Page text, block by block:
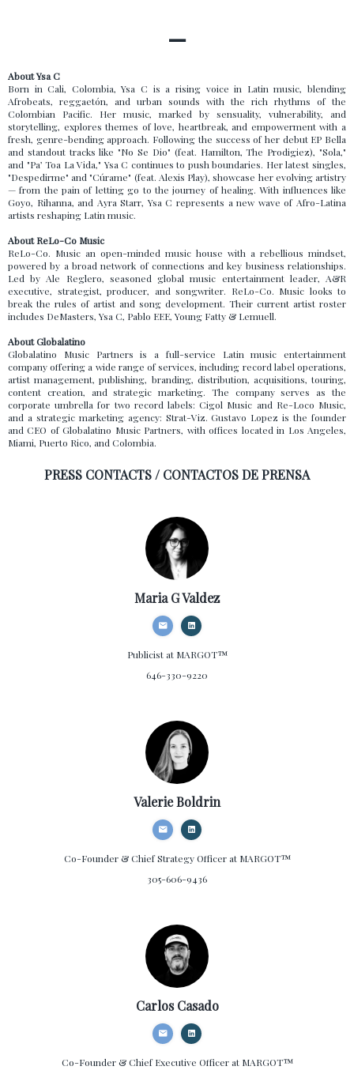
—
About Ysa C
Born in Cali, Colombia, Ysa C is a rising voice in Latin music, blending
Afrobeats, reggaetón, and urban sounds with the rich rhythms of the
Colombian Pacific. Her music, marked by sensuality, vulnerability, and
storytelling, explores themes of love, heartbreak, and empowerment with a
fresh, genre-bending approach. Following the success of her debut EP Bella
and standout tracks like "No Se Dio" (feat. Hamilton, The Prodigiez), "Sola,"
and "Pa’ Toa La Vida," Ysa C continues to push boundaries. Her latest singles,
"Despedirme" and "Cúrame" (feat. Alexis Play), showcase her evolving artistry
— from the pain of letting go to the journey of healing. With influences like
Goyo, Rihanna, and Ayra Starr, Ysa C represents a new wave of Afro-Latina
artists reshaping Latin music.
About ReLo-Co Music
ReLo-Co. Music an open-minded music house with a rebellious mindset,
powered by a broad network of connections and key business relationships.
Led by Ale Reglero, seasoned global music entertainment leader, A&R
executive, strategist, producer, and songwriter. ReLo-Co. Music looks to
break the rules of artist and song development. Their current artist roster
includes DeMasters, Ysa C, Pablo EEE, Young Fatty & Lemuell.
About Globalatino
Globalatino Music Partners is a full-service Latin music entertainment
company offering a wide range of services, including record label operations,
artist management, publishing, branding, distribution, acquisitions, touring,
content creation, and strategic marketing. The company serves as the
corporate umbrella for two record labels: Cigol Music and Re-Loco Music,
and a strategic marketing agency: Strat-Viz. Gustavo Lopez is the founder
and CEO of Globalatino Music Partners, with offices located in Los Angeles,
Miami, Puerto Rico, and Colombia.
PRESS CONTACTS / CONTACTOS DE PRENSA
Maria G Valdez
Publicistat MARGOT™
646-330-9220
Valerie Boldrin
Co-Founder & Chief Strategy Officerat MARGOT™
305-606-9436
Carlos Casado
Co-Founder & Chief Executive Officerat MARGOT™